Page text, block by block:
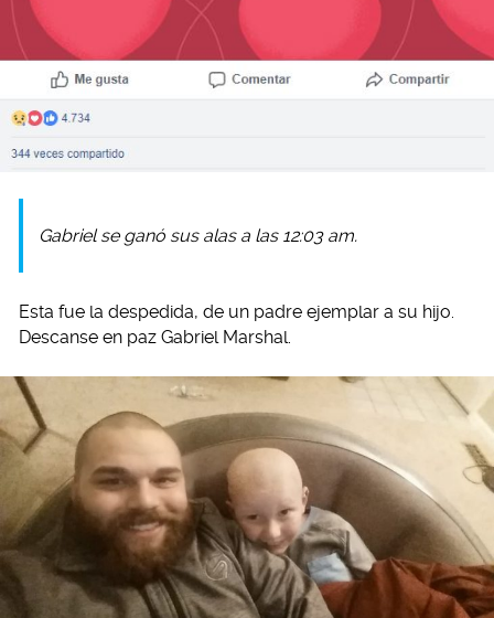
Gabriel se ganó sus alas a las 12:03 am.
Esta fue la despedida, de un padre ejemplar a su hijo.
Descanse en paz Gabriel Marshal.